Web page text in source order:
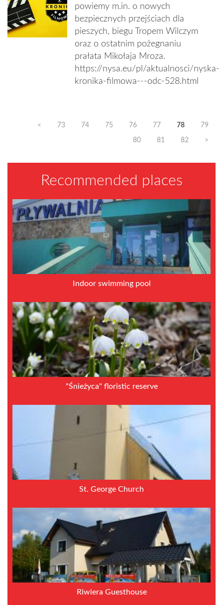
powiemy m.in. o nowych
bezpiecznych przejściach dla
pieszych, biegu Tropem Wilczym
oraz o ostatnim pożegnaniu
prałata Mikołaja Mroza.
https://nysa.eu/pl/aktualnosci/nyska-
kronika-filmowa---odc-528.html
< 73 74 75 76 77 78 79
80 81 82 >
Recommended places
Indoor swimming pool
"Śnieżyca" floristic reserve
St. George Church
Riwiera Guesthouse